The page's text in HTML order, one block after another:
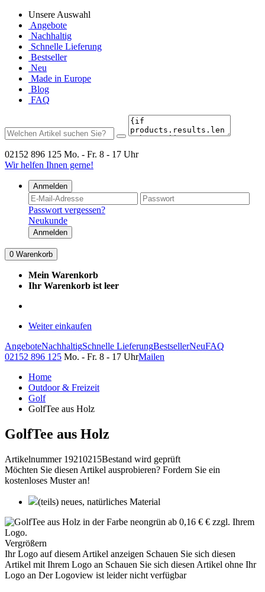
Unsere Auswahl
Angebote
Nachhaltig
Schnelle Lieferung
Bestseller
Neu
Made in Europe
Blog
FAQ
02152 896 125 Mo. - Fr. 8 - 17 Uhr
Wir helfen Ihnen gerne!
Anmelden
Passwort vergessen?
Neukunde
Anmelden
0 Warenkorb
Mein Warenkorb
Ihr Warenkorb ist leer
Weiter einkaufen
AngeboteNachhaltigSchnelle LieferungBestsellerNeuFAQ
02152 896 125 Mo. - Fr. 8 - 17 UhrMailen
Home
Outdoor & Freizeit
Golf
GolfTee aus Holz
GolfTee aus Holz
Artikelnummer 19210215Bestand wird geprüft
Möchten Sie diesen Artikel ausprobieren? Fordern Sie ein
kostenloses Muster an!
(teils) neues, natürliches Material
Vergrößern
Ihr Logo auf diesem Artikel anzeigen Schauen Sie sich diesen
Artikel mit Ihrem Logo an Schauen Sie sich diesen Artikel ohne Ihr
Logo an Der Logoview ist leider nicht verfügbar